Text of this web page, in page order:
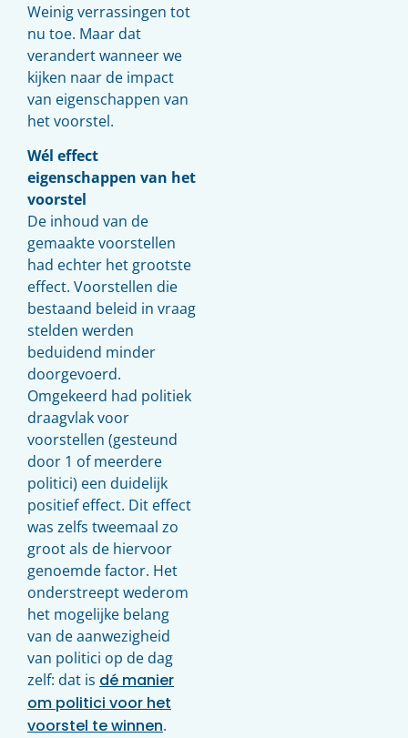
Weinig verrassingen tot
nu toe. Maar dat
verandert wanneer we
kijken naar de impact
van eigenschappen van
het voorstel.
Wél effect
eigenschappen van het
voorstel
De inhoud van de
gemaakte voorstellen
had echter het grootste
effect. Voorstellen die
bestaand beleid in vraag
stelden werden
beduidend minder
doorgevoerd.
Omgekeerd had politiek
draagvlak voor
voorstellen (gesteund
door 1 of meerdere
politici) een duidelijk
positief effect. Dit effect
was zelfs tweemaal zo
groot als de hiervoor
genoemde factor. Het
onderstreept wederom
het mogelijke belang
van de aanwezigheid
van politici op de dag
zelf: dat is dé manier
om politici voor het
voorstel te winnen.